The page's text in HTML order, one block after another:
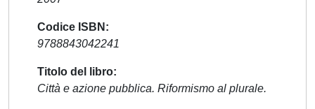
Codice ISBN
9788843042241
Titolo del libro
Città e azione pubblica. Riformismo al plurale.